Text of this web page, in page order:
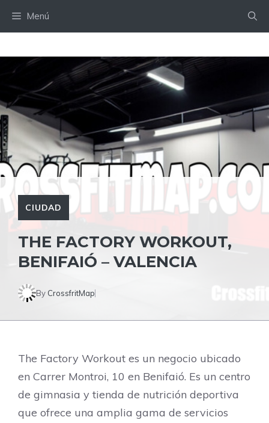
Menú
CIUDAD
THE FACTORY WORKOUT,
BENIFAIÓ – VALENCIA
By CrossfritMap
The Factory Workout es un negocio ubicado
en Carrer Montroi, 10 en Benifaió. Es un centro
de gimnasia y tienda de nutrición deportiva
que ofrece una amplia gama de servicios